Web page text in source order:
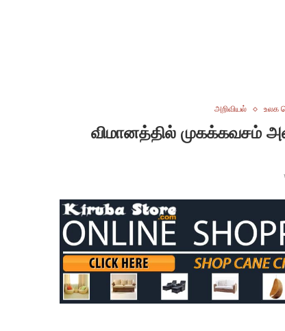
அறிவியல் உலக
விமானத்தில் முகக்கவசம்